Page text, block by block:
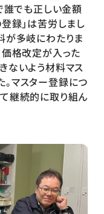
誰でも正しい金額
録」は苦労しまし
が多岐にわたりま
価格改定が入った
ないよう材料マス
マスター登録につ
継続的に取り組ん